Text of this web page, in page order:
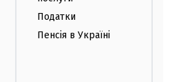
Податки
Пенсія в Україні